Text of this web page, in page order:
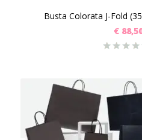
Busta Colorata J-Fold
€